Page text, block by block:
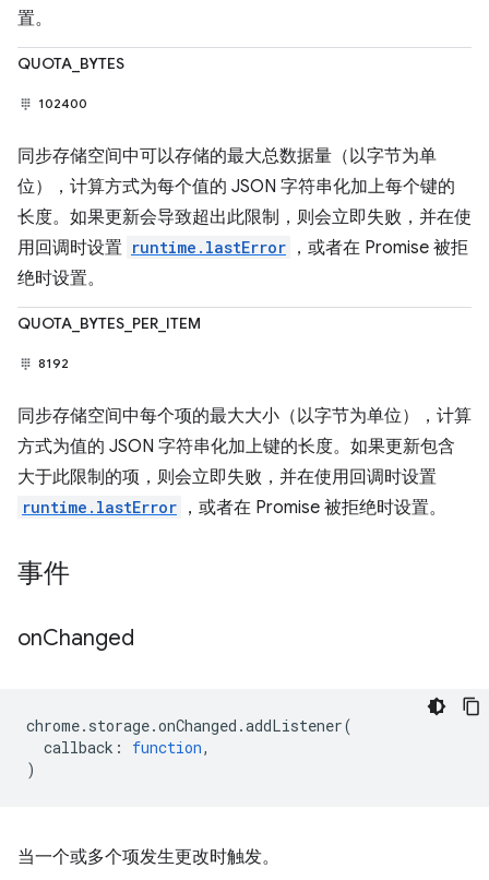
置。
QUOTA_BYTES
102400
同步存储空间中可以存储的最大总数据量（以字节为单
位），计算方式为每个值的 JSON 字符串化加上每个键的
长度。如果更新会导致超出此限制，则会立即失败，并在使
用回调时设置 runtime.lastError ，或者在 Promise 被拒
绝时设置。
QUOTA_BYTES_PER_ITEM
8192
同步存储空间中每个项的最大大小（以字节为单位），计算
方式为值的 JSON 字符串化加上键的长度。如果更新包含
大于此限制的项，则会立即失败，并在使用回调时设置
runtime.lastError ，或者在 Promise 被拒绝时设置。
事件
onChanged
chrome. storage.onChanged .addListener(
callback : function,
)
当一个或多个项发生更改时触发。